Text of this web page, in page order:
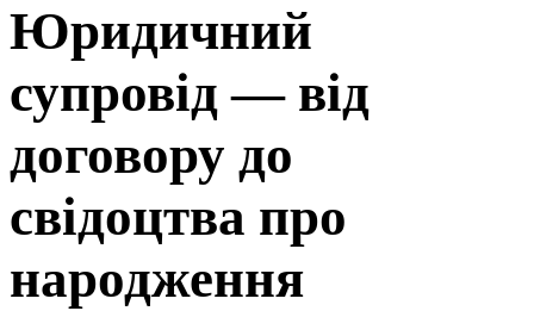
Юридичний
супровід — від
договору до
свідоцтва про
народження